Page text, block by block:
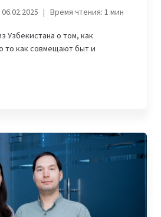
06.02.2025 Время чтения: 1мин
Узбекистана о том, как
то как совмещают быт и